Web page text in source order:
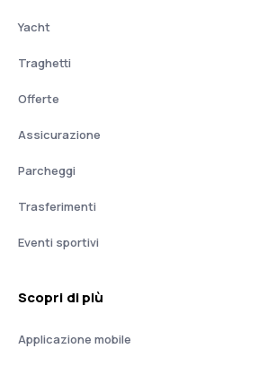
Yacht
Traghetti
Offerte
Assicurazione
Parcheggi
Trasferimenti
Eventi sportivi
Scopri di più
Applicazione mobile